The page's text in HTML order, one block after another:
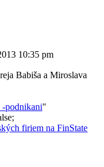
10:35 pm
Babiša a Miroslava
-podnikani"
firiem na FinState